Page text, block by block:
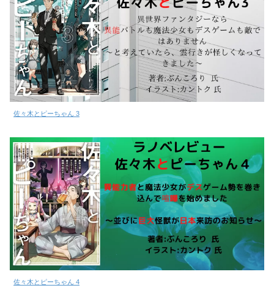
佐々木とピーちゃん 3
佐々木とピーちゃん 4